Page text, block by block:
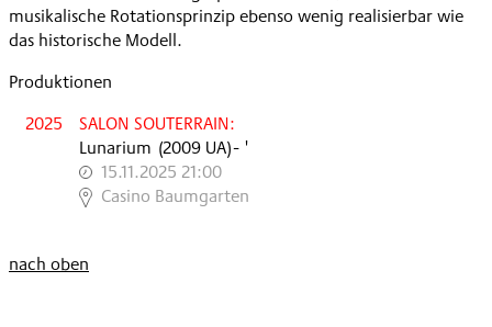
musikalische Rotationsprinzip ebenso wenig realisierbar wie
das historische Modell.
Produktionen
2025
SALON SOUTERRAIN:
Lunarium (2009 UA)- '
15.11.2025 21:00
,
Casino Baumgarten
nach oben